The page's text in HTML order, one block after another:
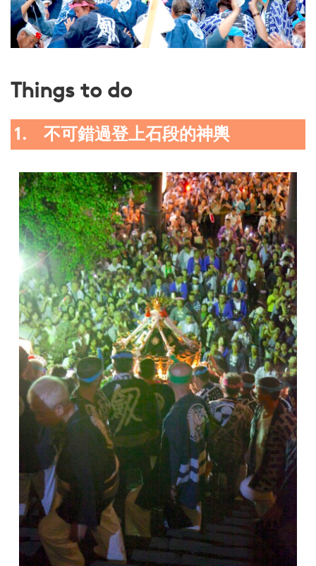
Things to do
1. 不可錯過登上石段的神輿